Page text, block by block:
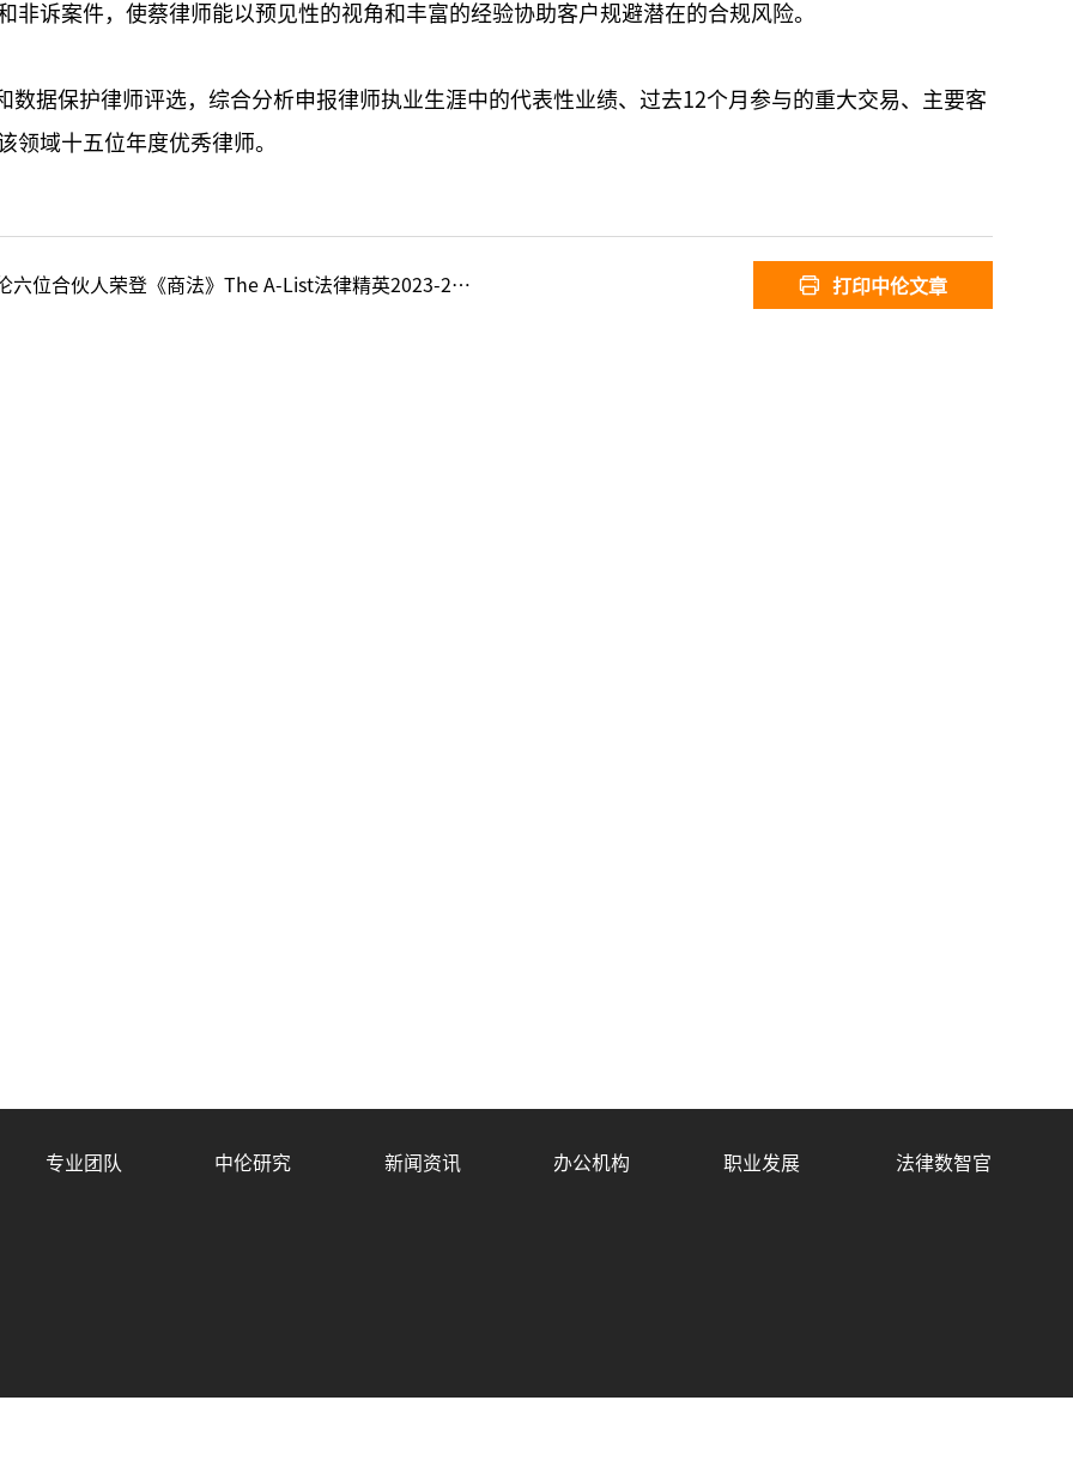
诉案件，使蔡律师能以预见性的视角和丰富的经验协助客户规避潜在的合规风险。
数据保护律师评选，综合分析申报律师执业生涯中的代表性业绩、过去12个月参与的重大交易、主要客
领域十五位年度优秀律师。
六位合伙人荣登《商法》The A-List法律精英2023-24：律师新星榜单 打印中伦文章
专业团队 中伦研究 新闻资讯 办公机构 职业发展 法律数智官